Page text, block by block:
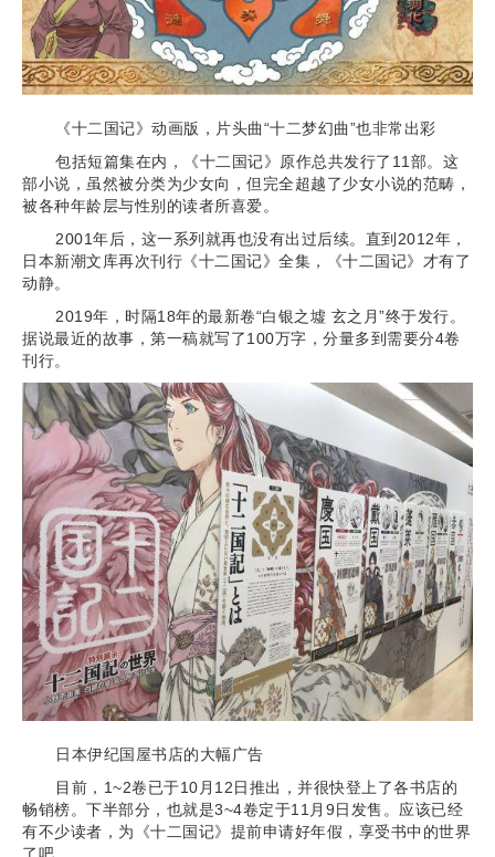
《十二国记》动画版，片头曲“十二梦幻曲”也非常出彩
包括短篇集在内，《十二国记》原作总共发行了11部。这
部小说，虽然被分类为少女向，但完全超越了少女小说的范畴，
被各种年龄层与性别的读者所喜爱。
2001年后，这一系列就再也没有出过后续。直到2012年，
日本新潮文库再次刊行《十二国记》全集，《十二国记》才有了
动静。
2019年，时隔18年的最新卷“白银之墟 玄之月”终于发行。
据说最近的故事，第一稿就写了100万字，分量多到需要分4卷
刊行。
日本伊纪国屋书店的大幅广告
目前，1~2卷已于10月12日推出，并很快登上了各书店的
畅销榜。下半部分，也就是3~4卷定于11月9日发售。应该已经
有不少读者，为《十二国记》提前申请好年假，享受书中的世界